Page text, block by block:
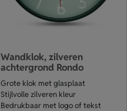
Wandklok, zilveren
achtergrond Rondo
Grote klok met glasplaat
Stijlvolle zilveren kleur
Bedrukbaar met logo of tekst